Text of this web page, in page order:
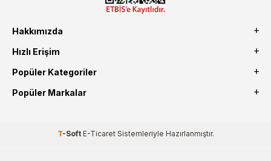
Hakkımızda
Hızlı Erişim
Popüler Kategoriler
Popüler Markalar
T-Soft E-TicaretSistemleriyle Hazırlanmıştır.